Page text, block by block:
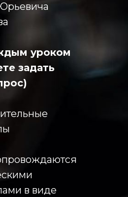
уроком
задать
в виде